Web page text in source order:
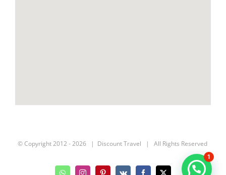
© Copyright 2012 -2026 | Discount Travel | All Rights Reserved
Быстрый заказ
1